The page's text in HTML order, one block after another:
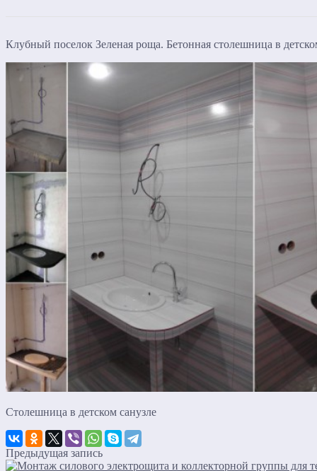
Клубный поселок Зеленая роща. Бетонная столешница в
Столешница в детском санузле
Предыдущая запись